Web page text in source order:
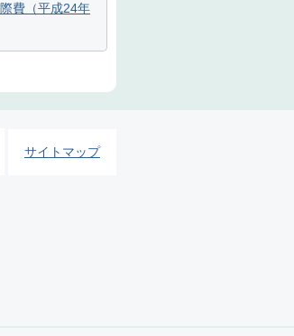
費（平成24年
サイトマップ